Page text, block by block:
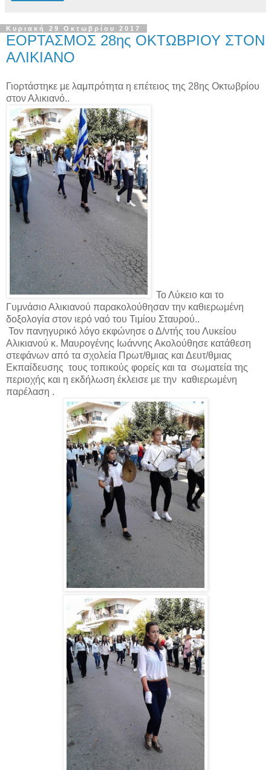
Κυριακή 29 Οκτωβρίου 2017
ΕΟΡΤΑΣΜΟΣ 28ης ΟΚΤΩΒΡΙΟΥ ΣΤΟΝ
ΑΛΙΚΙΑΝΟ
Γιορτάστηκε με λαμπρότητα η επέτειος της 28ης Οκτωβρίου
στον Αλικιανό..
Το Λύκειο και το
Γυμνάσιο Αλικιανού παρακολούθησαν την καθιερωμένη
δοξολογία στον ιερό ναό του Τιμίου Σταυρού..
Τον πανηγυρικό λόγο εκφώνησε ο Δ/ντής του Λυκείου
Αλικιανού κ. Μαυρογένης Ιωάννης Ακολούθησε κατάθεση
στεφάνων από τα σχολεία Πρωτ/θμιας και Δευτ/θμιας
Εκπαίδευσης τους τοπικούς φορείς και τα σωματεία της
περιοχής και η εκδήλωση έκλεισε με την καθιερωμένη
παρέλαση .